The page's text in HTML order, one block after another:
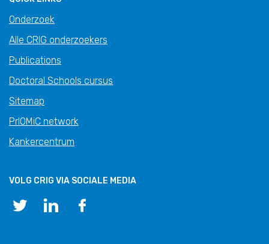
Onderzoek
Alle CRIG onderzoekers
Publications
Doctoral Schools cursus
Sitemap
PrIOMiC network
Kankercentrum
VOLG CRIG VIA SOCIALE MEDIA